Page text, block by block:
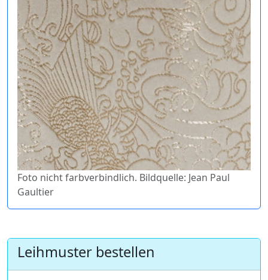
Foto nicht farbverbindlich. Bildquelle: Jean Paul
Gaultier
Leihmuster bestellen